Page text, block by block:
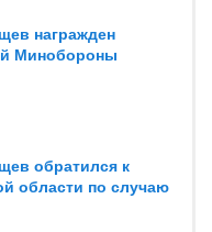
награжден
Минобороны
обратился к
области по случаю